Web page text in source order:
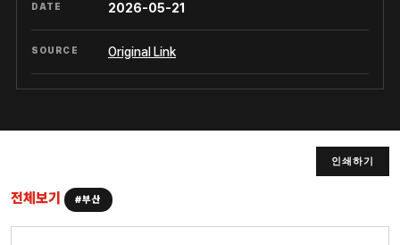
DATE 2026-05-21
SOURCE Original Link
인쇄하기
전체보기 #부산